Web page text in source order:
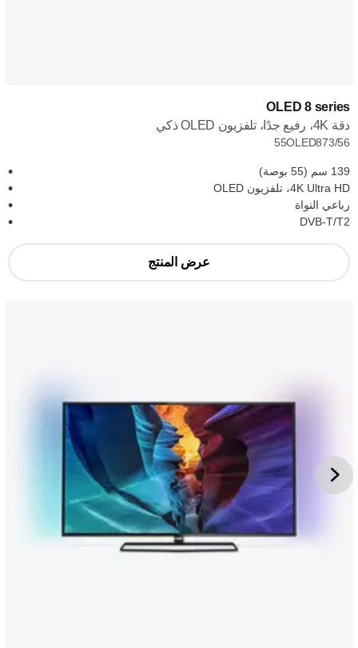
OLED 8 series
دقة 4K، رفيع جدًا، تلفزيون OLED ذكي
55OLED873/56
139 سم (55 بوصة)
4K Ultra HD، تلفزيون OLED
رباعي النواة
DVB-T/T2
عرض المنتج